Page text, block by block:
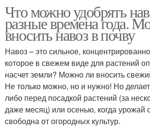
Что можно удобрять
разные времена года.
вносить навоз в почву
Навоз – это сильное,
которое в свежем виде для растений
насчет земли? Можно ли вносить
Не только можно, но и нужно! Но
либо перед посадкой растений (за
даже месяц) или осенью, когда урожай
свободна от огородных культур.